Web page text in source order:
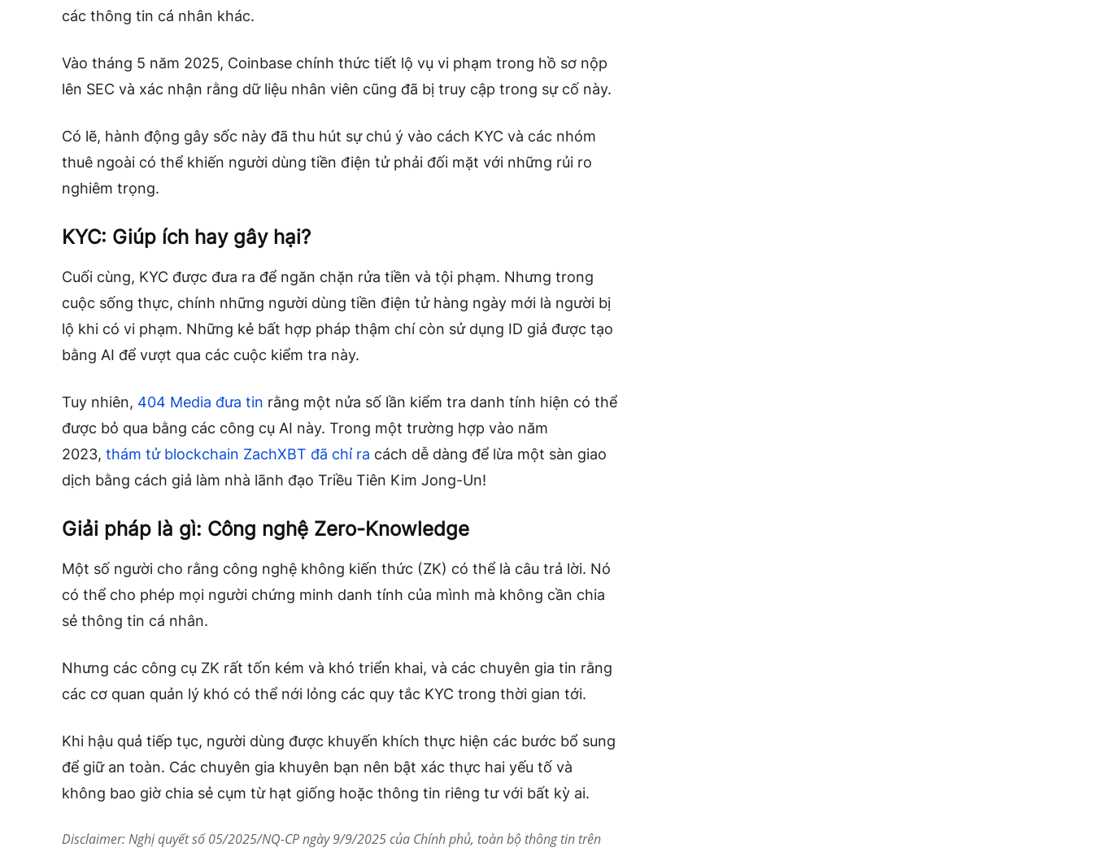
các thông tin cá nhân khác.
Vào tháng 5 năm 2025, Coinbase chính thức tiết lộ vụ vi phạm trong hồ sơ nộp
lên SEC và xác nhận rằng dữ liệu nhân viên cũng đã bị truy cập trong sự cố này.
Có lẽ, hành động gây sốc này đã thu hút sự chú ý vào cách KYC và các nhóm
thuê ngoài có thể khiến người dùng tiền điện tử phải đối mặt với những rủi ro
nghiêm trọng.
KYC: Giúp ích hay gây hại?
Cuối cùng, KYC được đưa ra để ngăn chặn rửa tiền và tội phạm. Nhưng trong
cuộc sống thực, chính những người dùng tiền điện tử hàng ngày mới là người bị
lộ khi có vi phạm. Những kẻ bất hợp pháp thậm chí còn sử dụng ID giả được tạo
bằng AI để vượt qua các cuộc kiểm tra này.
Tuy nhiên, 404 Media đưa tin rằng một nửa số lần kiểm tra danh tính hiện có thể
được bỏ qua bằng các công cụ AI này. Trong một trường hợp vào năm
2023, thám tử blockchain ZachXBT đã chỉ ra cách dễ dàng để lừa một sàn giao
dịch bằng cách giả làm nhà lãnh đạo Triều Tiên Kim Jong-Un!
Giải pháp là gì: Công nghệ Zero-Knowledge
Một số người cho rằng công nghệ không kiến ​​thức (ZK) có thể là câu trả lời. Nó
có thể cho phép mọi người chứng minh danh tính của mình mà không cần chia
sẻ thông tin cá nhân.
Nhưng các công cụ ZK rất tốn kém và khó triển khai, và các chuyên gia tin rằng
các cơ quan quản lý khó có thể nới lỏng các quy tắc KYC trong thời gian tới.
Khi hậu quả tiếp tục, người dùng được khuyến khích thực hiện các bước bổ sung
để giữ an toàn. Các chuyên gia khuyên bạn nên bật xác thực hai yếu tố và
không bao giờ chia sẻ cụm từ hạt giống hoặc thông tin riêng tư với bất kỳ ai.
Disclaimer: Nghị quyết số 05/2025/NQ-CP ngày 9/9/2025 của Chính phủ, toàn bộ thông tin trên